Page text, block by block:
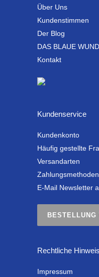
Über Uns
Kundenstimmen
Der Blog
DAS BLAUE
Kontakt
Kundenservice
Kundenkonto
Häufig gestellte
Versandarten
Zahlungsmethoden
E-Mail Newsletter
BESTELLUNG
Rechtliche
Impressum